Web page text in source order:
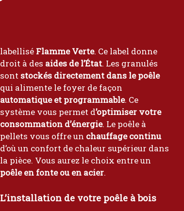
labellisé Flamme Verte. Ce label donne
droit à des aides de l’État. Les granulés
sont stockés directement dans le poêle
qui alimente le foyer de façon
automatique et programmable. Ce
système vous permet d’optimiser votre
consommation d’énergie. Le poêle à
pellets vous offre un chauffage continu
d’où un confort de chaleur supérieur dans
la pièce. Vous aurez le choix entre un
poêle en fonte ou en acier.
L’installation de votre poêle à bois